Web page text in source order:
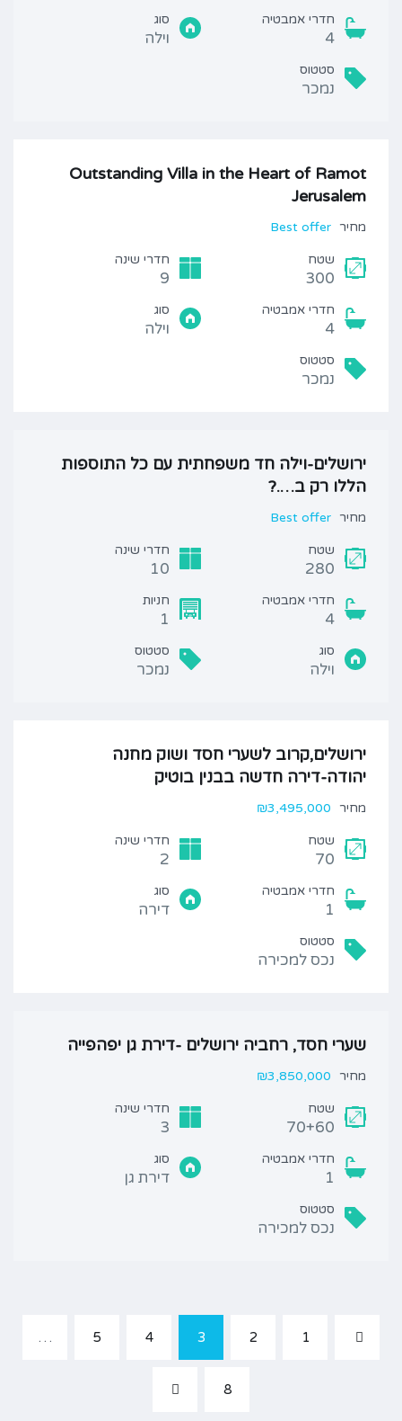
חדרי אמבטיה
4
סוג
וילה
סטטוס
נמכר
Outstanding Villa in the Heart of Ramot
Jerusalem
מחיר Best offer
שטח
300
חדרי שינה
9
חדרי אמבטיה
4
סוג
וילה
סטטוס
נמכר
ירושלים-וילה חד משפחתית עם כל התוספות
הללו רק ב….?
מחיר Best offer
שטח
280
חדרי שינה
10
חדרי אמבטיה
4
חניות
1
סוג
וילה
סטטוס
נמכר
ירושלים,קרוב לשערי חסד ושוק מחנה
יהודה-דירה חדשה בבנין בוטיק
מחיר ₪3,495,000
שטח
70
חדרי שינה
2
חדרי אמבטיה
1
סוג
דירה
סטטוס
נכס למכירה
שערי חסד, רחביה ירושלים -דירת גן יפהפייה
מחיר ₪3,850,000
שטח
70+60
חדרי שינה
3
חדרי אמבטיה
1
סוג
דירת גן
סטטוס
נכס למכירה
1
2
3
4
5
…
8